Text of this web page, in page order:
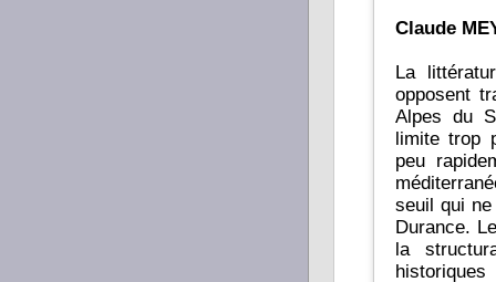
Claude
La
opposent
Alpes du
limite trop
peu
seuil qui
Durance.
la